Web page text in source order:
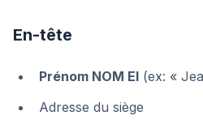
En-tête
Prénom NOM EI (ex: «
Adresse du siège